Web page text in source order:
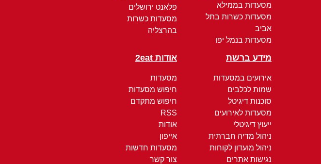
מסעדות בממילא
מסעדות כשרות בתל
אביב
מסעדות בנמל יפו
פלאנט ירושלים
מסעדות כשרות
בהרצליה
מידע ברשת
אירועים במסעדות
שמות לכלבים
סוכנות דיגיטל
מסעדות לאירועים
ייעוץ דיגיטלי
ניהול מדיה חברתית
ניהול מועדון לקוחות
נגישות אתרים
אודות 2eat
מסעדות
חיפוש מסעדות
חיפוש מתקדם
RSS
אודות
אייפון
מסעדות חדשות
צור קשר